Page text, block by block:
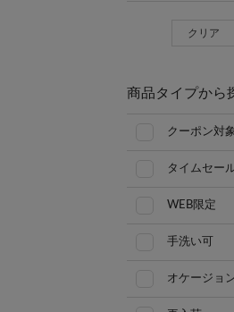
クリア
商品タイプから
クーポン対
タイムセー
WEB限定
手洗い可
オケージョ